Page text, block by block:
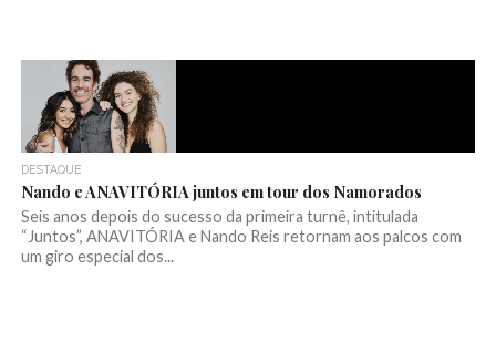
DESTAQUE
Nando e ANAVITÓRIA juntos em tour dos Namorados
Seis anos depois do sucesso da primeira turnê, intitulada
“Juntos”, ANAVITÓRIA e Nando Reis retornam aos palcos com
um giro especial dos...